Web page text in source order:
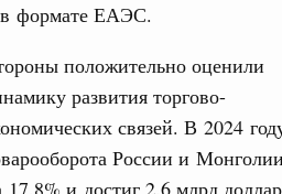
формате ЕАЭС.
положительно оценили
развития торгово-
связей. В 2024
России и
17,8% и достиг 2,6 млрд
совещание по
кураторства в
политика
Всемирный